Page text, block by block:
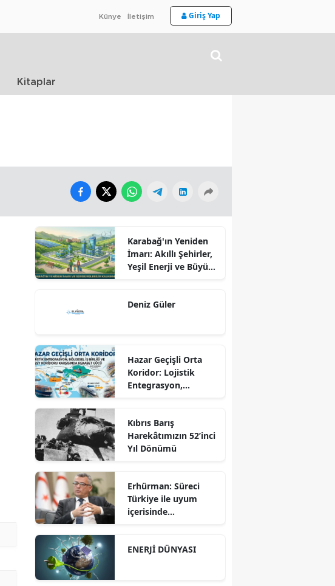
Künye İletişim Giriş Yap
Kitaplar
Karabağ'ın Yeniden
İmarı: Akıllı Şehirler,
Yeşil Enerji ve Büyük
Sürdürülebilir
Deniz Güler
Hazar Geçişli Orta
Koridor: Lojistik
Entegrasyon,
Karşısında Rekabet
Gücü
Kıbrıs Barış
Harekâtımızın 52’inci
Yıl Dönümü
Erhürman: Süreci
Türkiye ile uyum
içerisinde
ENERJİ DÜNYASI